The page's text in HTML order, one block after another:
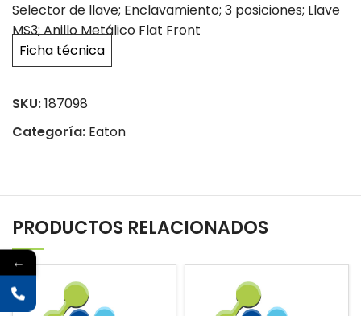
Selector de llave; Enclavamiento; 3 posiciones; Llave
MS3; Anillo Metálico Flat Front
Ficha técnica
SKU:187098
Categoría: Eaton
PRODUCTOS RELACIONADOS
←